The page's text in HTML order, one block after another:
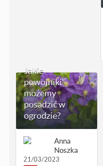
Jakie
powojniki
możemy
posadzić w
ogrodzie?
Anna
Noszka
21/03/2023